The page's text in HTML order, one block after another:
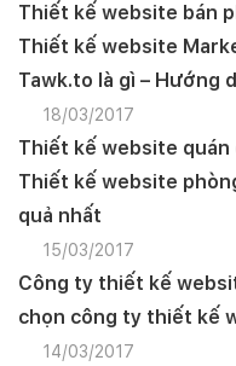
Thiết kế website bán
Thiết kế website
Tawk.to là gì – Hướng
18/03/2017
Thiết kế website quán
Thiết kế website
quả nhất
15/03/2017
Công ty thiết kế
chọn công ty thiết kế
14/03/2017